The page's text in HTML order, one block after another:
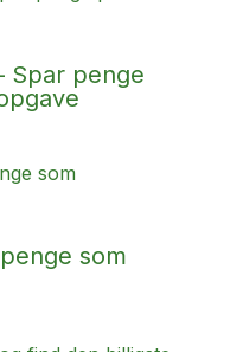
Spar penge
som